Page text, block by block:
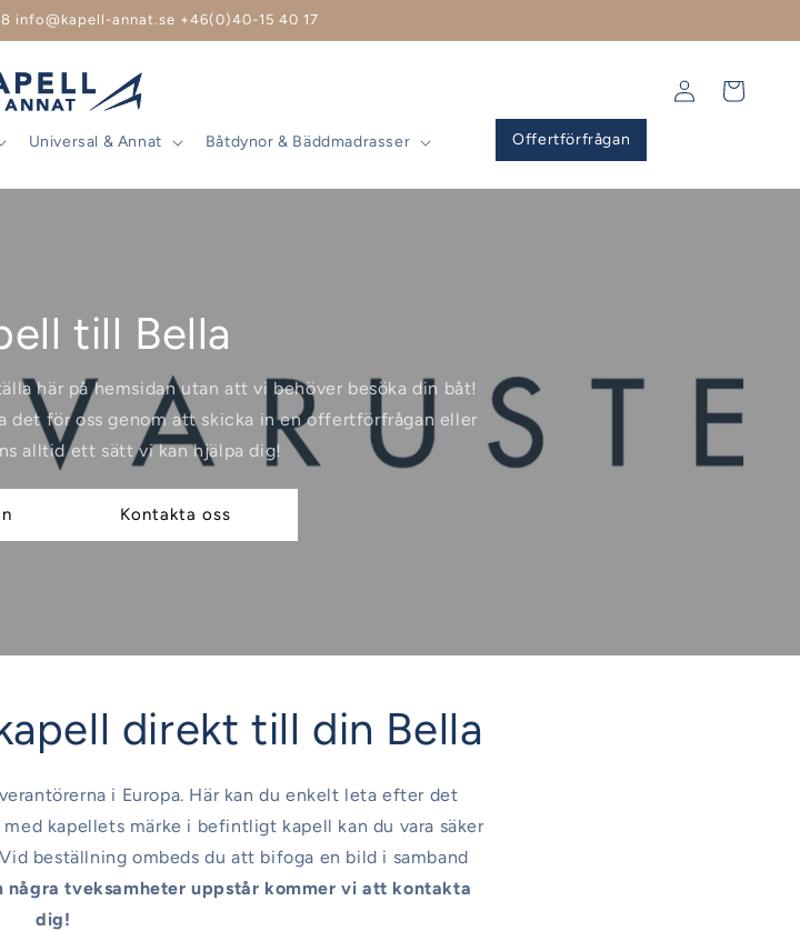
8 info@kapell-annat.se +46(0)40-15 40 17
Universal & Annat Båtdynor & Bäddmadrasser Offertförfrågan
Logga
Varukorg
till Bella
här på hemsidan utan att vi behöver besöka din båt!
det för oss genom att skicka in en offertförfrågan eller
alltid ett sätt vi kan hjälpa dig!
Kontakta oss
direkt till din Bella
i Europa. Här kan du enkelt leta efter det
kapellets märke i befintligt kapell kan du vara säker
beställning ombeds du att bifoga en bild i samband
några tveksamheter uppstår kommer vi att kontakta
dig!